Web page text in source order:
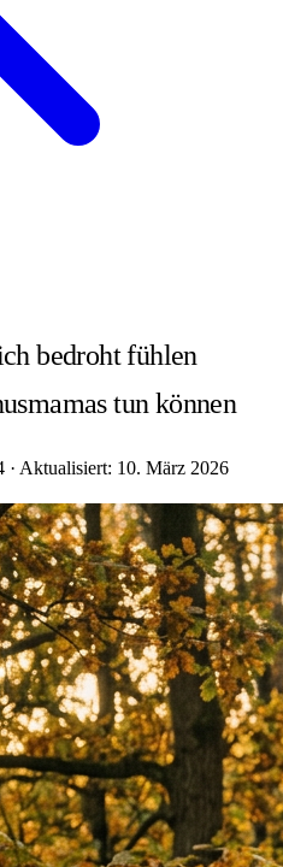
bedroht fühlen
tun können
· Aktualisiert: 10. März 2026